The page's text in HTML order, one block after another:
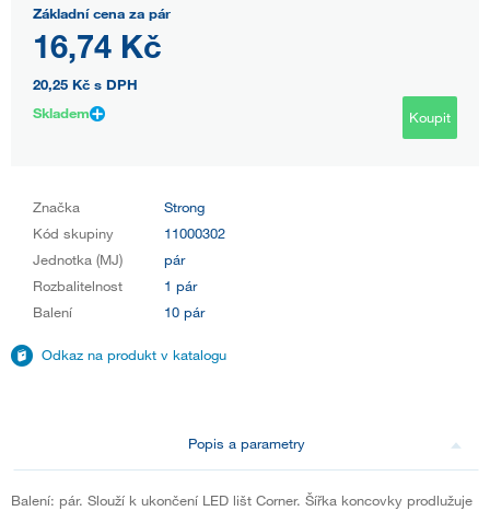
Základní cena za pár
16,74 Kč
20,25 Kč s DPH
Skladem
Koupit
Značka
Strong
Kód skupiny
11000302
Jednotka (MJ)
pár
Rozbalitelnost
1 pár
Balení
10 pár
Odkaz na produkt v katalogu
Popis a parametry
Balení: pár. Slouží k ukončení LED lišt Corner. Šířka koncovky prodlužuje